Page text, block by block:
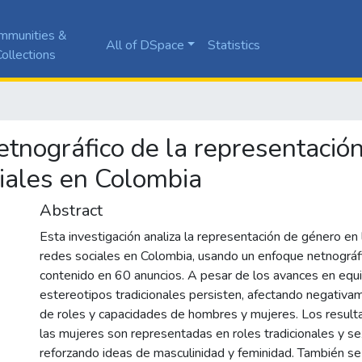
&
All of DSpace Statistics
de la
en Colombia
Abstract
Esta investigación analiza la representación de género
redes sociales en Colombia, usando un enfoque
contenido en 60 anuncios. A pesar de los avances en
estereotipos tradicionales persisten, afectando
de roles y capacidades de hombres y mujeres. Los
las mujeres son representadas en roles tradicionales y
reforzando ideas de masculinidad y feminidad. También